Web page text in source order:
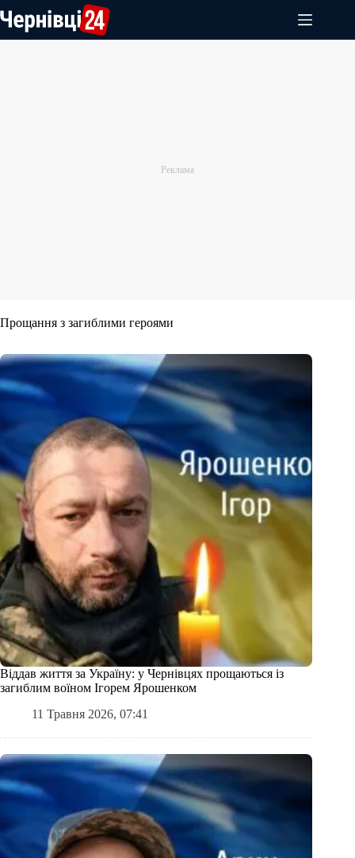
до
вмісту
Прощання з загиблими героями
Віддав життя за Україну: у Чернівцях прощаються із
загиблим воїном Ігорем Ярошенком
11 Травня 2026, 07:41